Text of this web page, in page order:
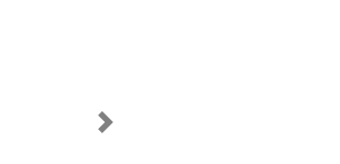
Imagen siguiente